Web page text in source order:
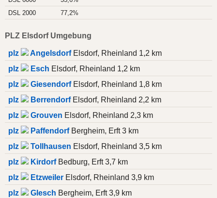
DSL 2000
77,2%
PLZ Elsdorf Umgebung
plz AngelsdorfElsdorf, Rheinland 1,2 km
plz
Esch Elsdorf, Rheinland 1,2 km
plz
GiesendorfElsdorf, Rheinland 1,8 km
plz
BerrendorfElsdorf, Rheinland 2,2 km
plz
Grouven Elsdorf, Rheinland 2,3 km
plz
PaffendorfBergheim, Erft 3 km
plz
Tollhausen Elsdorf, Rheinland 3,5 km
plz
KirdorfBedburg, Erft 3,7 km
plz
Etzweiler Elsdorf, Rheinland 3,9 km
plz
Glesch Bergheim, Erft 3,9 km